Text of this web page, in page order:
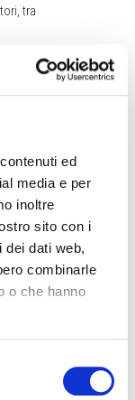
ed
media e per
inoltre
sito con i
dei dati web,
combinarle
o che hanno
tra